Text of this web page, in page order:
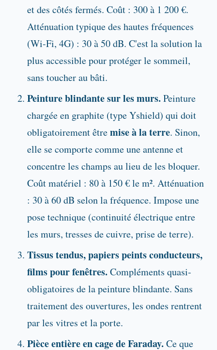
et des côtés fermés. Coût : 300 à 1 200 €.
Atténuation typique des hautes fréquences
(Wi-Fi, 4G) : 30 à 50 dB. C'est la solution la
plus accessible pour protéger le sommeil,
sans toucher au bâti.
Peinture blindante sur les murs.Peinture
chargée en graphite (type Yshield) qui doit
obligatoirement êtremise à la terre. Sinon,
elle se comporte comme une antenne et
concentre les champs au lieu de les bloquer.
Coût matériel : 80 à 150 € le m². Atténuation
: 30 à 60 dB selon la fréquence. Impose une
pose technique (continuité électrique entre
les murs, tresses de cuivre, prise de terre).
Tissus tendus, papiers peints conducteurs,
films pour fenêtres.Compléments quasi-
obligatoires de la peinture blindante. Sans
traitement des ouvertures, les ondes rentrent
par les vitres et la porte.
Pièce entière en cage de Faraday.Ce que